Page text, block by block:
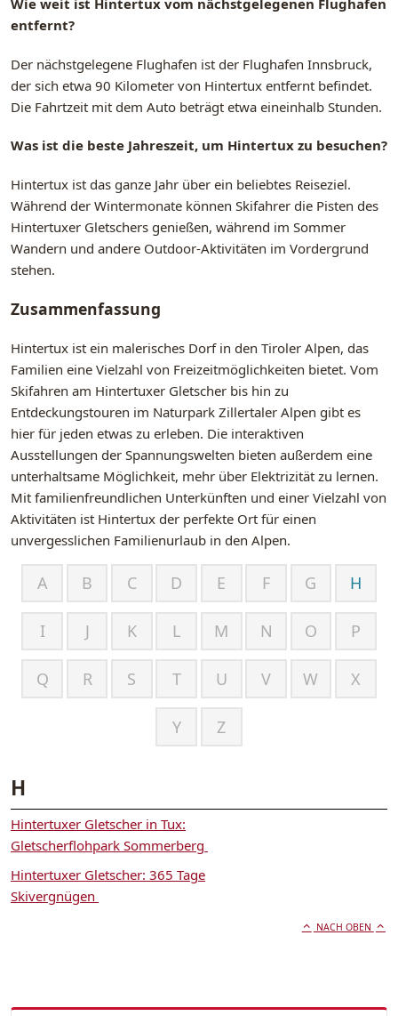
entfernt?
Der nächstgelegene Flughafen ist der Flughafen Innsbruck,
der sich etwa 90 Kilometer von Hintertux entfernt befindet.
Die Fahrtzeit mit dem Auto beträgt etwa eineinhalb Stunden.
Was ist die beste Jahreszeit, um Hintertux zu besuchen?
Hintertux ist das ganze Jahr über ein beliebtes Reiseziel.
Während der Wintermonate können Skifahrer die Pisten des
Hintertuxer Gletschers genießen, während im Sommer
Wandern und andere Outdoor-Aktivitäten im Vordergrund
stehen.
Zusammenfassung
Hintertux ist ein malerisches Dorf in den Tiroler Alpen, das
Familien eine Vielzahl von Freizeitmöglichkeiten bietet. Vom
Skifahren am Hintertuxer Gletscher bis hin zu
Entdeckungstouren im Naturpark Zillertaler Alpen gibt es
hier für jeden etwas zu erleben. Die interaktiven
Ausstellungen der Spannungswelten bieten außerdem eine
unterhaltsame Möglichkeit, mehr über Elektrizität zu lernen.
Mit familienfreundlichen Unterkünften und einer Vielzahl von
Aktivitäten ist Hintertux der perfekte Ort für einen
unvergesslichen Familienurlaub in den Alpen.
A B C D E F G H
I J K L M N O P
Q R S T U V W X
Y Z
H
Hintertuxer Gletscher in Tux:
Gletscherflohpark Sommerberg
Hintertuxer Gletscher: 365 Tage
Skivergnügen
NACH OBEN